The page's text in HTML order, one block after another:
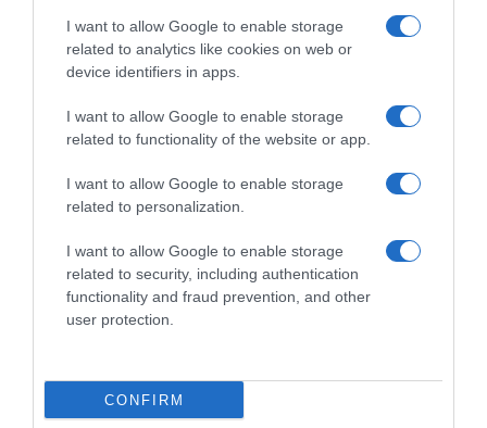
I want to allow Google to enable storage
related to analytics like cookies on web or
device identifiers in apps.
I want to allow Google to enable storage
related to functionality of the website or app.
I want to allow Google to enable storage
related to personalization.
I want to allow Google to enable storage
related to security, including authentication
functionality and fraud prevention, and other
user protection.
CONFIRM
Μέσα από τη συζήτηση αναδείχθηκε ότι
καινοτομία αποκτά πραγματική αξία όταν
υποστήριξη, φροντίδα και καλύτερη
Για τη Servier Hellas, το
“Moved by You: From Innovation to Care”
αποτυπώνει μια σταθερή δέσμευση: τη
δέσμευση στη θεραπευτική πρόοδο, ώστε να
υπηρετούνται οι ανάγκες των ασθενών.